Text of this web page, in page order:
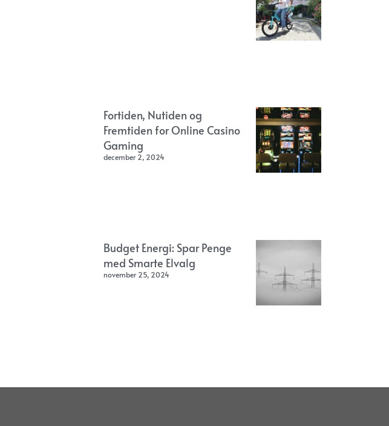
Fortiden, Nutiden og
Fremtiden for Online Casino
Gaming
december 2, 2024
Budget Energi: Spar Penge
med Smarte Elvalg
november 25, 2024